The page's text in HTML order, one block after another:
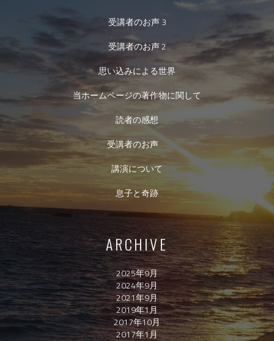
受講者のお声 3
受講者のお声 2
思い込みによる世界
当ホームページの著作物に関して
読者の感想
受講者のお声
講演について
息子と奇跡
ARCHIVE
2025年9月
2024年9月
2021年9月
2019年1月
2017年10月
2017年1月